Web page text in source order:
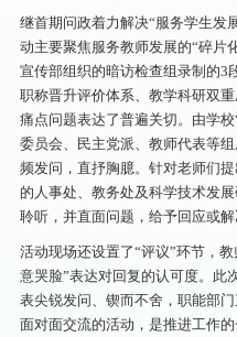
继首期问政着力解决“服务学生发
动主要聚焦服务教师发展的“碎片
宣传部组织的暗访检查组录制的3
职称晋升评价体系、教学科研双
痛点问题表达了普遍关切。由学
委员会、民主党派、教师代表等
频发问，直抒胸臆。针对老师们
的人事处、教务处及科学技术发
聆听，并直面问题，给予回应或解
活动现场还设置了“评议”环节，
意哭脸”表达对回复的认可度。此
表尖锐发问、锲而不舍，职能部
面对面交流的活动，是推进工作